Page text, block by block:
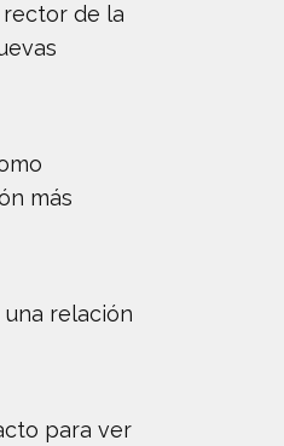
rector de la
más
relación
para ver